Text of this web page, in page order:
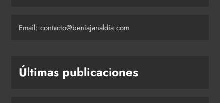
Email: contacto@beniajanaldia.com
Últimas publicaciones